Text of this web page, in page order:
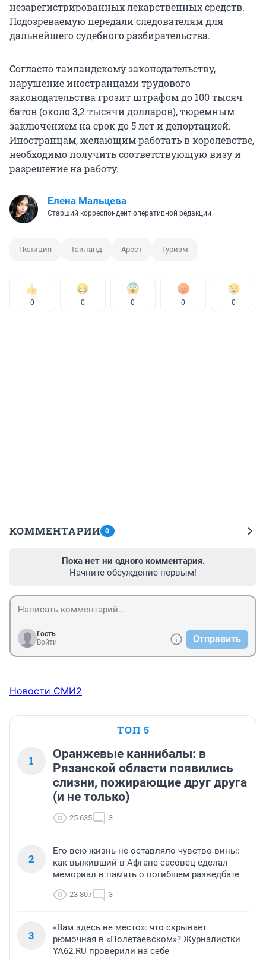
незарегистрированных лекарственных средств.
Подозреваемую передали следователям для
дальнейшего судебного разбирательства.
Согласно таиландскому законодательству,
нарушение иностранцами трудового
законодательства грозит штрафом до 100 тысяч
батов (около 3,2 тысячи долларов), тюремным
заключением на срок до 5 лет и депортацией.
Иностранцам, желающим работать в королевстве,
необходимо получить соответствующую визу и
разрешение на работу.
Елена Мальцева
Старший корреспондент оперативной редакции
Полиция Таиланд Арест Туризм
0 0 0 0 0
КОММЕНТАРИИ 0
Пока нет ни одного комментария.
Начните обсуждение первым!
Гость
Войти
Отправить
Новости СМИ2
ТОП 5
1
Оранжевые каннибалы: в
Рязанской области появились
слизни, пожирающие друг друга
(и не только)
25 635 3
2
Его всю жизнь не оставляло чувство вины:
как выживший в Афгане сасовец сделал
мемориал в память о погибшем разведбате
23 807 3
3
«Вам здесь не место»: что скрывает
рюмочная в «Полетаевском»? Журналистки
YA62.RU проверили на себе